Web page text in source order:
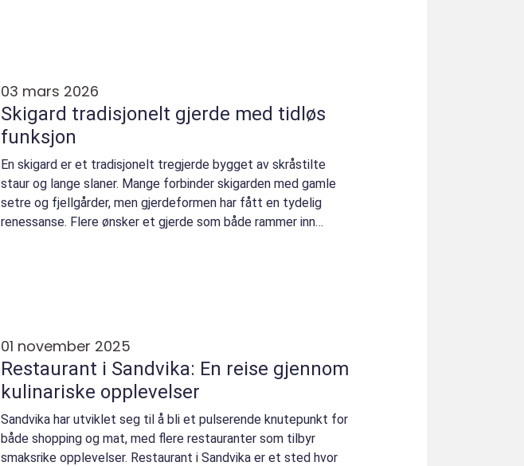
03 mars 2026
Skigard tradisjonelt gjerde med tidløs
funksjon
En skigard er et tradisjonelt tregjerde bygget av skråstilte
staur og lange slaner. Mange forbinder skigarden med gamle
setre og fjellgårder, men gjerdeformen har fått en tydelig
renessanse. Flere ønsker et gjerde som både rammer inn
01 november 2025
Restaurant i Sandvika: En reise gjennom
kulinariske opplevelser
Sandvika har utviklet seg til å bli et pulserende knutepunkt for
både shopping og mat, med flere restauranter som tilbyr
smaksrike opplevelser. Restaurant i Sandvika er et sted hvor